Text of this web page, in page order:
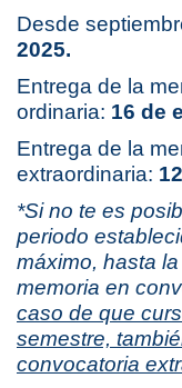
Desde
2025.
Entrega de la
ordinaria: 16 de
Entrega de la
extraordinaria:
*Si no te es
periodo
máximo, hasta
memoria en
caso de que
semestre,
convocatoria